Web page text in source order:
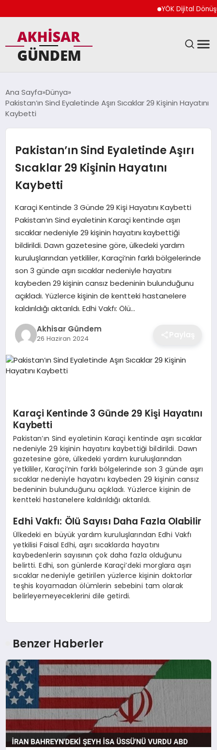
YÖK Dijital Dönüşüm
DÜNYA
TEKNOLOJI
YAŞAM
Ana Sayfa Dünya
Pakistan’ın Sind Eyaletinde Aşırı Sıcaklar 29 Kişinin Hayatını
Kaybetti
Pakistan’ın Sind Eyaletinde Aşırı
Sıcaklar 29 Kişinin Hayatını
Kaybetti
Karaçi Kentinde 3 Günde 29 Kişi Hayatını Kaybetti
Pakistan’ın Sind eyaletinin Karaçi kentinde aşırı
sıcaklar nedeniyle 29 kişinin hayatını kaybettiği
bildirildi. Dawn gazetesine göre, ülkedeki yardım
kuruluşlarından yetkililer, Karaçi’nin farklı bölgelerinde
son 3 günde aşırı sıcaklar nedeniyle hayatını
kaybeden 29 kişinin cansız bedeninin bulunduğunu
açıkladı. Yüzlerce kişinin de kentteki hastanelere
kaldırıldığı aktarıldı. Edhi Vakfı: Ölü…
Akhisar Gündem
26 Haziran 2024
Karaçi Kentinde 3 Günde 29 Kişi Hayatını
Kaybetti
Pakistan’ın Sind eyaletinin Karaçi kentinde aşırı sıcaklar
nedeniyle 29 kişinin hayatını kaybettiği bildirildi. Dawn
gazetesine göre, ülkedeki yardım kuruluşlarından
yetkililer, Karaçi’nin farklı bölgelerinde son 3 günde aşırı
sıcaklar nedeniyle hayatını kaybeden 29 kişinin cansız
bedeninin bulunduğunu açıkladı. Yüzlerce kişinin de
kentteki hastanelere kaldırıldığı aktarıldı.
Edhi Vakfı: Ölü Sayısı Daha Fazla Olabilir
Ülkedeki en büyük yardım kuruluşlarından Edhi Vakfı
yetkilisi Faisal Edhi, aşırı sıcaklarda hayatını
kaybedenlerin sayısının çok daha fazla olduğunu
belirtti. Edhi, son günlerde Karaçi’deki morglara aşırı
sıcaklar nedeniyle getirilen yüzlerce kişinin doktorlar
teşhis koyamadan ölümlerin sebebini tam olarak
belirleyemeyeceklerini dile getirdi.
Benzer Haberler